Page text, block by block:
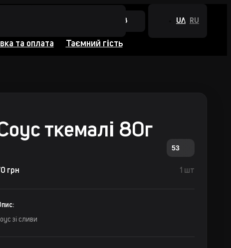
+380 44 384 0988 UA RU
та оплата Таємний гість
ткемалі 80г
53
грн 1 шт
зі сливи